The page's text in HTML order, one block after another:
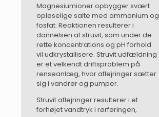
Magnesiumioner opbygger svært
opløselige salte med ammonium og
fosfat. Reaktionen resulterer i
dannelsen af struvit, som under de
rette koncentrations og pH forhold
vil udkrystallisere. Struvit udfældning
er et velkendt driftsproblem på
renseanlæg, hvor aflejringer sætter
sig i vandrør og pumper.
Struvit aflejringer resulterer i et
forhøjet vandtryk i rørføringen,